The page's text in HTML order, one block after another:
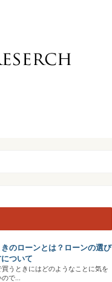
のローンとは？ローンの選び
ついて
うときにはどのようなことに気を
で...